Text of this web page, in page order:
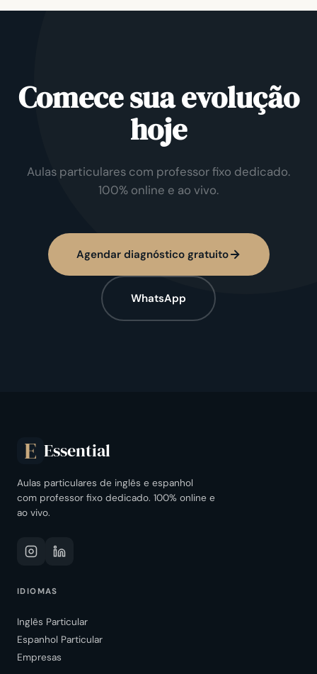
Comece sua evolução
hoje
Aulas particulares com professor fixo dedicado.
100% online e ao vivo.
Agendar diagnóstico gratuito
WhatsApp
E Essential
Aulas particulares de inglês e espanhol
com professor fixo dedicado. 100% online e
ao vivo.
IDIOMAS
Inglês Particular
Espanhol Particular
Empresas